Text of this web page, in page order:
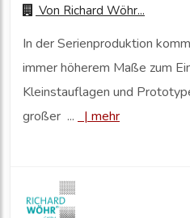
Von Richard Wöhr...
In der Serienproduktion
immer höherem Maße zum
Kleinstauflagen und
großer ...
| mehr